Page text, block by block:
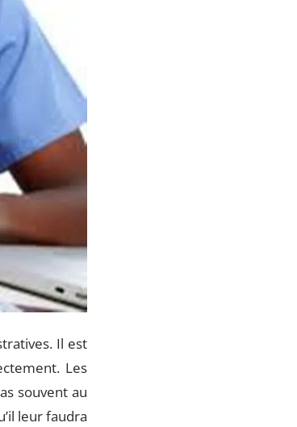
Il est
Les
souvent au
leur faudra